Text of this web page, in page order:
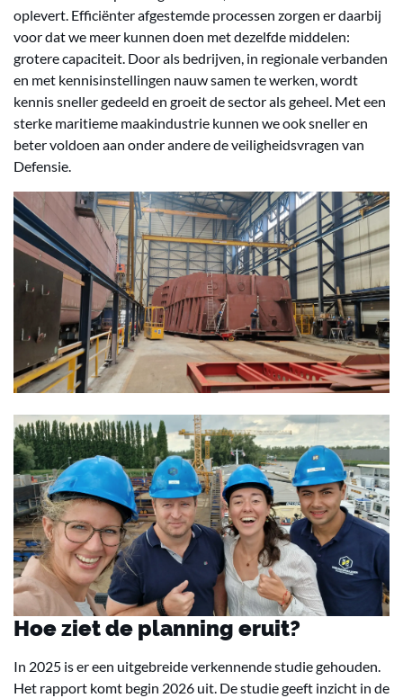
oplevert. Efficiënter afgestemde processen zorgen er daarbij
voor dat we meer kunnen doen met dezelfde middelen:
grotere capaciteit. Door als bedrijven, in regionale verbanden
en met kennisinstellingen nauw samen te werken, wordt
kennis sneller gedeeld en groeit de sector als geheel. Met een
sterke maritieme maakindustrie kunnen we ook sneller en
beter voldoen aan onder andere de veiligheidsvragen van
Defensie.
Hoe ziet de planning eruit?
In 2025 is er een uitgebreide verkennende studie gehouden.
Het rapport komt begin 2026 uit. De studie geeft inzicht in de